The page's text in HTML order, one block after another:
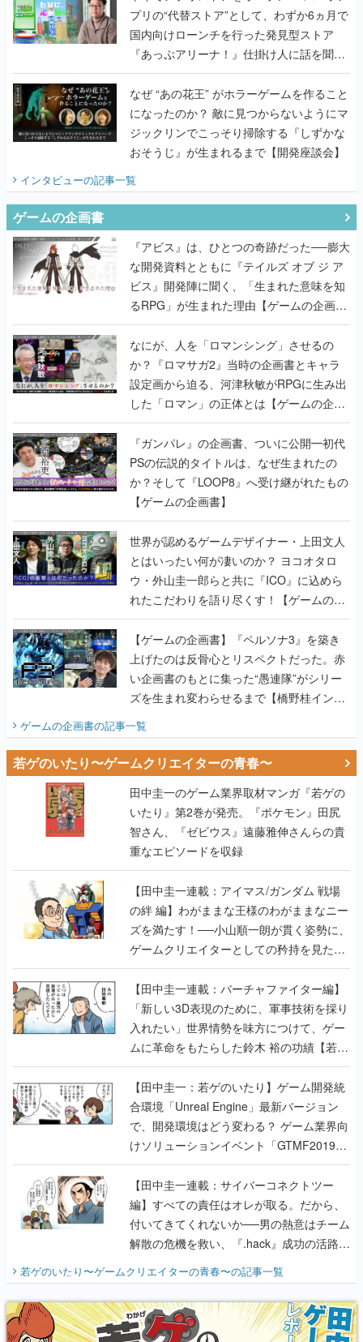
プリの“代替ストア”として、わずか6ヵ月で
国内向けローンチを行った発見型ストア
『あっぷアリーナ！』仕掛け人に話を聞い
てみた
なぜ “あの花王” がホラーゲームを作ること
になったのか？ 敵に見つからないようにマ
ジックリンでこっそり掃除する『しずかな
おそうじ』が生まれるまで【開発座談会】
インタビューの記事一覧
ゲームの企画書
『アビス』は、ひとつの奇跡だった──膨大
な開発資料とともに『テイルズ オブ ジ ア
ビス』開発陣に聞く、「生まれた意味を知
るRPG」が生まれた理由【ゲームの企画
書】
なにが、人を「ロマンシング」させるの
か？『ロマサガ2』当時の企画書とキャラ
設定画から迫る、河津秋敏がRPGに生み出
した「ロマン」の正体とは【ゲームの企画
書】
『ガンパレ』の企画書、ついに公開━初代
PSの伝説的タイトルは、なぜ生まれたの
か？そして『LOOP8』へ受け継がれたもの
【ゲームの企画書】
世界が認めるゲームデザイナー・上田文人
とはいったい何が凄いのか？ ヨコオタロ
ウ・外山圭一郎らと共に『ICO』に込めら
れたこだわりを語り尽くす！【ゲームの企
画書】
【ゲームの企画書】『ペルソナ3』を築き
上げたのは反骨心とリスペクトだった。赤
い企画書のもとに集った“愚連隊”がシリー
ズを生まれ変わらせるまで【橋野桂インタ
ビュー】
ゲームの企画書の記事一覧
若ゲのいたり〜ゲームクリエイターの青春〜
田中圭一のゲーム業界取材マンガ『若ゲの
いたり』第2巻が発売。『ポケモン』田尻
智さん、『ゼビウス』遠藤雅伸さんらの貴
重なエピソードを収録
【田中圭一連載：アイマス/ガンダム 戦場
の絆 編】わがままな王様のわがままなニー
ズを満たす！──小山順一朗が貫く姿勢に、
ゲームクリエイターとしての矜持を見た
【若ゲのいたり最終回】
【田中圭一連載：バーチャファイター編】
「新しい3D表現のために、軍事技術を採り
入れたい」世界情勢を味方につけて、ゲー
ムに革命をもたらした鈴木 裕の功績【若ゲ
のいたり】
【田中圭一：若ゲのいたり】ゲーム開発統
合環境「Unreal Engine」最新バージョン
で、開発環境はどう変わる？ ゲーム業界向
けソリューションイベント「GTMF2019」
に行って、より理解を深めよう【PR】
【田中圭一連載：サイバーコネクトツー
編】すべての責任はオレが取る。だから、
付いてきてくれないか──男の熱意はチーム
解散の危機を救い、『.hack』成功の活路を
開く。業界の快男児・松山 洋に流れる血は
『少年ジャンプ』色だった【若ゲのいた
り】
若ゲのいたり〜ゲームクリエイターの青春〜の記事一覧